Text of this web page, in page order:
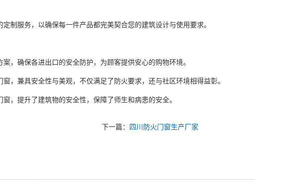
服务，以确保每一件产品都完美契合您的建筑设计与使用要求。
确保各进出口的安全防护，为顾客提供安心的购物环境。
兼具安全性与美观，不仅满足了防火要求，还与社区环境相得益彰。
提升了建筑物的安全性，保障了师生和病患的安全。
下一篇： 四川防火门窗生产厂家